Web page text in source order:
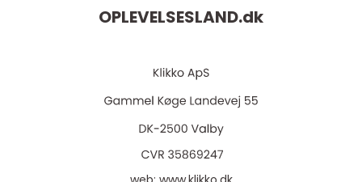
OPLEVELSESLAND.dk